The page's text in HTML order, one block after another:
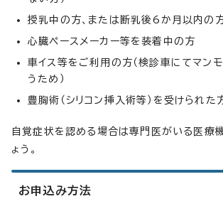
授乳中の方、または断乳後6か月以内の
心臓ペースメーカー等を装着中の方
車イス等をご利用の方（検診車にてマン
うため）
豊胸術（シリコン挿入術等）を受けられた
自覚症状を認める場合は専門医がいる医療
ょう。
お申込み方法